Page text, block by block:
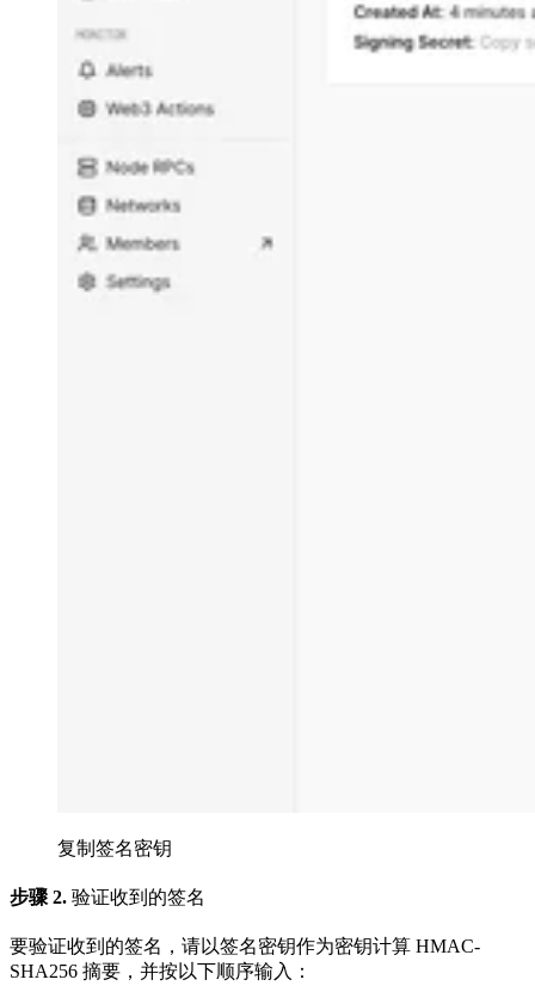
复制签名密钥
步骤 2. 验证收到的签名
要验证收到的签名，请以签名密钥作为密钥计算 HMAC-
SHA256 摘要，并按以下顺序输入：